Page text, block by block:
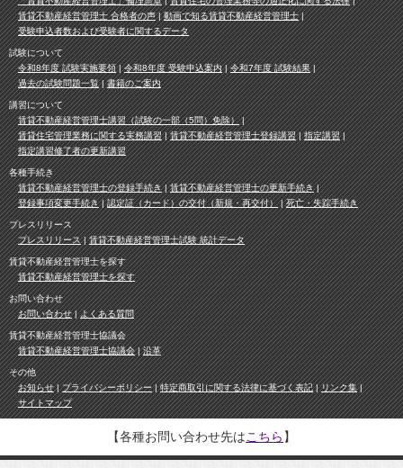
賃貸不動産経営管理士 合格者の声
動画で知る賃貸不動産経営管理士
受験申込者数および受験者に関するデータ
試験について
令和8年度 試験実施要領
令和8年度 受験申込案内
令和7年度 試験結果
過去の試験問題一覧
書籍のご案内
講習について
賃貸不動産経営管理士講習（試験の一部（5問）免除）
賃貸住宅管理業務に関する実務講習
賃貸不動産経営管理士登録講習
指定講習
指定講習修了者の更新講習
各種手続き
賃貸不動産経営管理士の登録手続き
賃貸不動産経営管理士の更新手続き
登録事項変更手続き
認定証（カード）の交付（新規・再交付） 死亡・失踪手続き
プレスリリース
プレスリリース
賃貸不動産経営管理士試験 統計データ
賃貸不動産経営管理士を探す
賃貸不動産経営管理士を探す
お問い合わせ
お問い合わせ
よくある質問
賃貸不動産経営管理士協議会
賃貸不動産経営管理士協議会
沿革
その他
お知らせ
プライバシーポリシー 特定商取引に関する法律に基づく表記
リンク集
サイトマップ
【各種お問い合わせ先はこちら 】